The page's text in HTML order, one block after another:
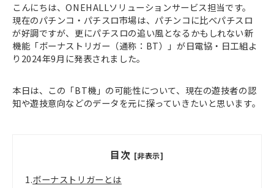
こんにちは、ONEHALLソリューションサービス担当です。
現在のパチンコ・パチスロ市場は、パチンコに比べパチスロ
が好調ですが、更にパチスロの追い風となるかもしれない新
機能「ボーナストリガー（通称：BT）」が日電協・日工組よ
り2024年9月に発表されました。
本日は、この「BT機」の可能性について、現在の遊技者の認
知や遊技意向などのデータを元に探っていきたいと思います。
目次 [非表示]
1.ボーナストリガーとは